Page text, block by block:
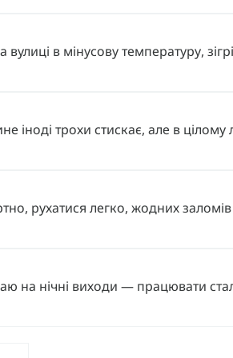
в мінусову температуру,
трохи стискає, але в цілому
рухатися легко, жодних
на нічні виходи — працювати